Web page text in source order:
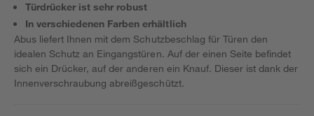
Türdrücker ist sehr robust
In verschiedenen Farben erhältlich
Abus liefert Ihnen mit dem Schutzbeschlag für Türen den
idealen Schutz an Eingangstüren. Auf der einen Seite befindet
sich ein Drücker, auf der anderen ein Knauf. Dieser ist dank der
Innenverschraubung abreißgeschützt.